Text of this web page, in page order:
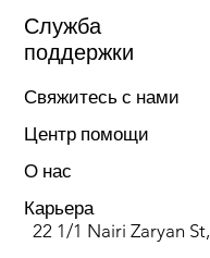
Уровень шума
белый цвет
Размеры:
Наружный блок: 785
Вес: внутренний
Служба
поддержки
Свяжитесь с нами
Центр помощи
О нас
Карьера
22 1/1 Nairi Zaryan